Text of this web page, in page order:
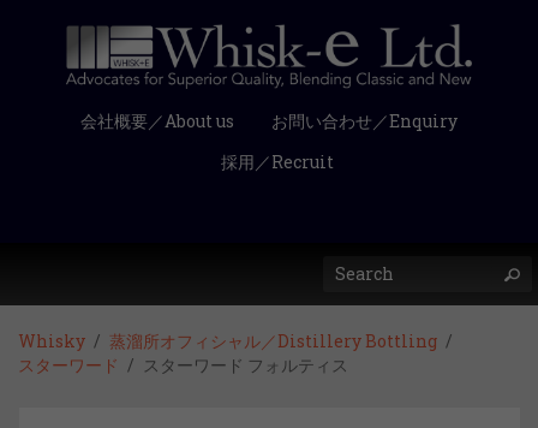
会社概要／About us
お問い合わせ／Enquiry
採用／Recruit
Whisky
蒸溜所オフィシャル／Distillery Bottling
スターワード
スターワード フォルティス